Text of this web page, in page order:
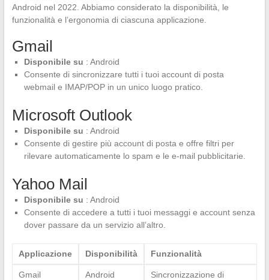
Android nel 2022. Abbiamo considerato la disponibilità, le
funzionalità e l’ergonomia di ciascuna applicazione.
Gmail
Disponibile su : Android
Consente di sincronizzare tutti i tuoi account di posta
webmail e IMAP/POP in un unico luogo pratico.
Microsoft Outlook
Disponibile su : Android
Consente di gestire più account di posta e offre filtri per
rilevare automaticamente lo spam e le e-mail pubblicitarie.
Yahoo Mail
Disponibile su : Android
Consente di accedere a tutti i tuoi messaggi e account senza
dover passare da un servizio all’altro.
Applicazione Disponibilità Funzionalità
Gmail Android
Sincronizzazione di